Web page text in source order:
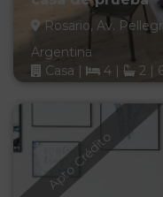
Rosario, Av.
Argentina
Casa | 4 | 2 |
Apto Crédito